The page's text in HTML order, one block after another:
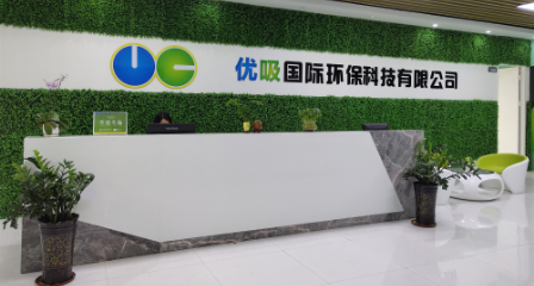
污染治理资质等级证
书”）、拥有多名高级《环
境工程高级工程师》室内
空气治理资格认证的治理
人员、掌握室内空气净化
治理实用技术和五项专利
技术、八项计算机软件著
作权登记证书等。研发实